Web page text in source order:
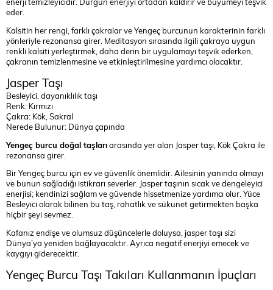
eder.
Kalsitin her rengi, farklı çakralar ve Yengeç burcunun karakterinin farklı
yönleriyle rezonansa girer. Meditasyon sırasında ilgili çakraya uygun
renkli kalsiti yerleştirmek, daha derin bir uygulamayı teşvik ederken,
çakranın temizlenmesine ve etkinleştirilmesine yardımcı olacaktır.
Jasper Taşı
Besleyici, dayanıklılık taşı
Renk: Kırmızı
Çakra: Kök, Sakral
Nerede Bulunur: Dünya çapında
Yengeç burcu doğal taşlarıarasında yer alan Jasper taşı, Kök Çakra ile
rezonansa girer.
Bir Yengeç burcu için ev ve güvenlik önemlidir. Ailesinin yanında olmayı
ve bunun sağladığı istikrarı severler. Jasper taşının sıcak ve dengeleyici
enerjisi; kendinizi sağlam ve güvende hissetmenize yardımcı olur. Yüce
Besleyici olarak bilinen bu taş, rahatlık ve sükunet getirmekten başka
hiçbir şeyi sevmez.
Kafanız endişe ve olumsuz düşüncelerle doluysa, jasper taşı sizi
Dünya’ya yeniden bağlayacaktır. Ayrıca negatif enerjiyi emecek ve
kaygıyı giderecektir.
Yengeç Burcu Taşı Takıları Kullanmanın İpuçları